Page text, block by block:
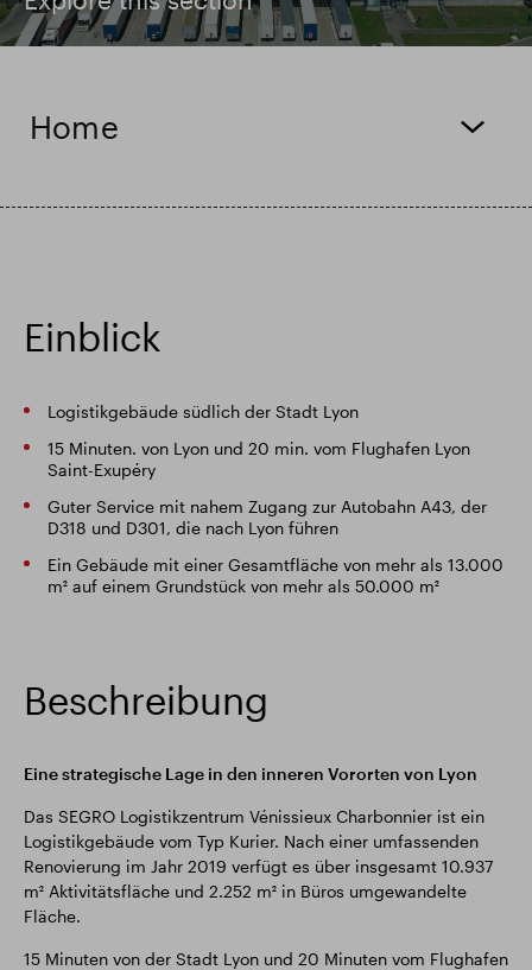
Intelligenter Park Responsible SEGRO
Home
Einblick
Logistikgebäude südlich der Stadt Lyon
15 Minuten. von Lyon und 20 min. vom Flughafen Lyon
Saint-Exupéry
Guter Service mit nahem Zugang zur Autobahn A43, der
D318 und D301, die nach Lyon führen
Ein Gebäude mit einer Gesamtfläche von mehr als 13.000
m² auf einem Grundstück von mehr als 50.000 m²
Beschreibung
Eine strategische Lage in den inneren Vororten von Lyon
Das SEGRO Logistikzentrum Vénissieux Charbonnier ist ein
Logistikgebäude vom Typ Kurier. Nach einer umfassenden
Renovierung im Jahr 2019 verfügt es über insgesamt 10.937
m² Aktivitätsfläche und 2.252 m² in Büros umgewandelte
Fläche.
15 Minuten von der Stadt Lyon und 20 Minuten vom Flughafen